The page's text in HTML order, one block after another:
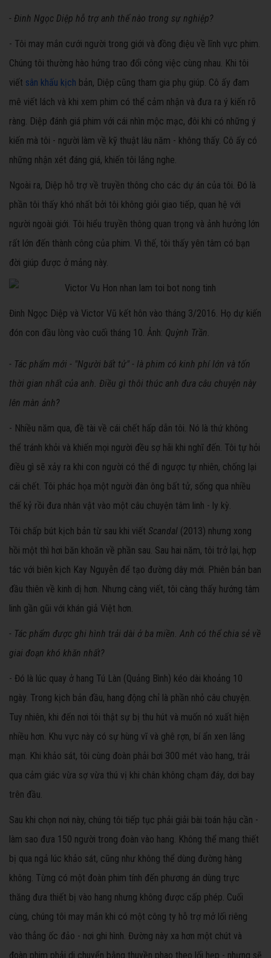
- Đinh Ngọc Diệp hỗ trợ anh thế nào trong sự nghiệp?
- Tôi may mắn cưới người trong giới và đồng điệu về lĩnh vực phim.
Chúng tôi thường hào hứng trao đổi công việc cùng nhau. Khi tôi
viết sân khấu kịch bản, Diệp cũng tham gia phụ giúp. Cô ấy đam
mê viết lách và khi xem phim có thể cảm nhận và đưa ra ý kiến rõ
ràng. Diệp đánh giá phim với cái nhìn mộc mạc, đôi khi có những ý
kiến mà tôi - người làm về kỹ thuật lâu năm - không thấy. Cô ấy có
những nhận xét đáng giá, khiến tôi lắng nghe.
Ngoài ra, Diệp hỗ trợ về truyền thông cho các dự án của tôi. Đó là
phần tôi thấy khó nhất bởi tôi không giỏi giao tiếp, quan hệ với
người ngoài giới. Tôi hiểu truyền thông quan trọng và ảnh hưởng lớn
rất lớn đến thành công của phim. Vì thế, tôi thấy yên tâm có bạn
đời giúp được ở mảng này.
Đinh Ngọc Diệp và Victor Vũ kết hôn vào tháng 3/2016. Họ dự kiến
đón con đầu lòng vào cuối tháng 10. Ảnh: Quỳnh Trần.
- Tác phẩm mới - "Người bất tử" - là phim có kinh phí lớn và tốn
thời gian nhất của anh. Điều gì thôi thúc anh đưa câu chuyện này
lên màn ảnh?
- Nhiều năm qua, đề tài về cái chết hấp dẫn tôi. Nó là thứ không
thể tránh khỏi và khiến mọi người đều sợ hãi khi nghĩ đến. Tôi tự hỏi
điều gì sẽ xảy ra khi con người có thể đi ngược tự nhiên, chống lại
cái chết. Tôi phác họa một người đàn ông bất tử, sống qua nhiều
thế kỷ rồi đưa nhân vật vào một câu chuyện tâm linh - ly kỳ.
Tôi chấp bút kịch bản từ sau khi viết Scandal (2013) nhưng xong
hồi một thì hơi băn khoăn về phần sau. Sau hai năm, tôi trở lại, hợp
tác với biên kịch Kay Nguyễn để tạo đường dây mới. Phiên bản ban
đầu thiên về kinh dị hơn. Nhưng càng viết, tôi càng thấy hướng tâm
linh gần gũi với khán giả Việt hơn.
- Tác phẩm được ghi hình trải dài ở ba miền. Anh có thể chia sẻ về
giai đoạn khó khăn nhất?
- Đó là lúc quay ở hang Tú Làn (Quảng Bình) kéo dài khoảng 10
ngày. Trong kịch bản đầu, hang động chỉ là phần nhỏ câu chuyện.
Tuy nhiên, khi đến nơi tôi thật sự bị thu hút và muốn nó xuất hiện
nhiều hơn. Khu vực này có sự hùng vĩ và ghê rợn, bí ẩn xen lãng
mạn. Khi khảo sát, tôi cùng đoàn phải bơi 300 mét vào hang, trải
qua cảm giác vừa sợ vừa thú vị khi chân không chạm đáy, dơi bay
trên đầu.
Sau khi chọn nơi này, chúng tôi tiếp tục phải giải bài toán hậu cần -
làm sao đưa 150 người trong đoàn vào hang. Không thể mang thiết
bị qua ngả lúc khảo sát, cũng như không thể dùng đường hàng
không. Từng có một đoàn phim tính đến phương án dùng trực
thăng đưa thiết bị vào hang nhưng không được cấp phép. Cuối
cùng, chúng tôi may mắn khi có một công ty hỗ trợ mở lối riêng
vào thẳng ốc đảo - nơi ghi hình. Đường này xa hơn một chút và
đoàn phim phải di chuyển bằng thuyền phao theo lối hẹp - nhưng sẽ